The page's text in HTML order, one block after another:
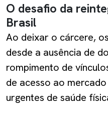
O desafio da
Brasil
Ao deixar o cárcere,
desde a ausência de
rompimento de
de acesso ao
urgentes de saúde